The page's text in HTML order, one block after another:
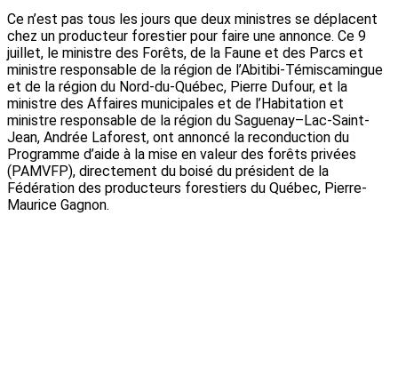
Ce n’est pas tous les jours que deux ministres se déplacent
chez un producteur forestier pour faire une annonce. Ce 9
juillet, le ministre des Forêts, de la Faune et des Parcs et
ministre responsable de la région de l’Abitibi-Témiscamingue
et de la région du Nord-du-Québec, Pierre Dufour, et la
ministre des Affaires municipales et de l’Habitation et
ministre responsable de la région du Saguenay–Lac-Saint-
Jean, Andrée Laforest, ont annoncé la reconduction du
Programme d’aide à la mise en valeur des forêts privées
(PAMVFP), directement du boisé du président de la
Fédération des producteurs forestiers du Québec, Pierre-
Maurice Gagnon.